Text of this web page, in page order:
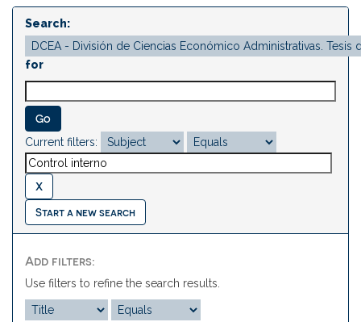
Search:
for
Current filters:
Start a new search
Add filters:
Use filters to refine the search results.